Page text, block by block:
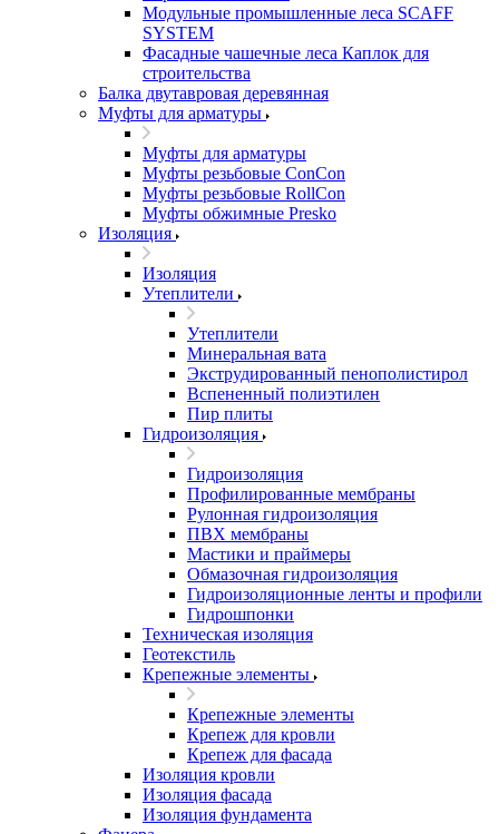
Модульные промышленные леса SCAFF
SYSTEM
Фасадные чашечные леса Каплок для
строительства
Балка двутавровая деревянная
Муфты для арматуры
Муфты для арматуры
Муфты резьбовые ConCon
Муфты резьбовые RollCon
Муфты обжимные Presko
Изоляция
Изоляция
Утеплители
Утеплители
Минеральная вата
Экструдированный пенополистирол
Вспененный полиэтилен
Пир плиты
Гидроизоляция
Гидроизоляция
Профилированные мембраны
Рулонная гидроизоляция
ПВХ мембраны
Мастики и праймеры
Обмазочная гидроизоляция
Гидроизоляционные ленты и профили
Гидрошпонки
Техническая изоляция
Геотекстиль
Крепежные элементы
Крепежные элементы
Крепеж для кровли
Крепеж для фасада
Изоляция кровли
Изоляция фасада
Изоляция фундамента